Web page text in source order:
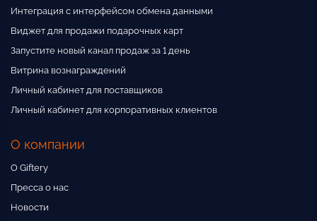
Интеграция с интерфейсом обмена данными
Виджет для продажи подарочных карт
Запустите новый канал продаж за 1 день
Витрина вознаграждений
Личный кабинет для поставщиков
Личный кабинет для корпоративных клиентов
О компании
О Giftery
Пресса о нас
Новости